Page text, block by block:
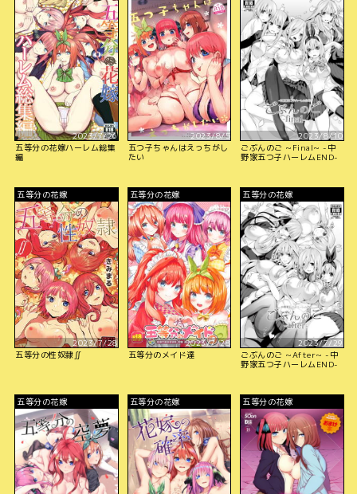
2023/7/26
五等分の花嫁ハーレム総集
編
2023/8/5
五つ子ちゃんはえっちがし
たい
2023/8/10
ごぶんのご ~Final~ -中
野家五つ子ハーレムEND-
五等分の花嫁
2023/7/28
五等分の性奴隷∬
五等分の花嫁
2023/7/28
五等分のメイド達
五等分の花嫁
2023/7/29
ごぶんのご ~After~ -中
野家五つ子ハーレムEND-
五等分の花嫁 五等分の花嫁 五等分の花嫁